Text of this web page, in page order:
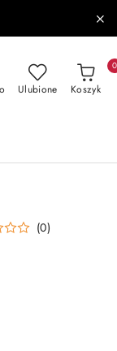
Ulubione Koszyk
0
(0)